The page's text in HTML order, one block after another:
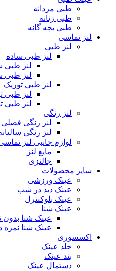
طبی مردانه
طبی زنانه
طبی بچه گانه
لنز تماسی
لنز طبی
لنز طبی ساده
لنز طبی
لنز طبی
لنز طبی توریک
لنز طبی
لنز طبی
لنز رنگی
لنز رنگی فصلی
لنز رنگی
لوازم جانبی لنز
مایع لنز
جالنزی
سایر محصولات
عینک ورزشی
عینک دید در شب
عینک بلوکنترل
عینک شنا
عینک شنا بدون
عینک شنا نمره
اکسسوری
جلد عینک
بند عینک
دستمال عینک